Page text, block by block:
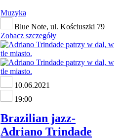
Muzyka
Blue Note, ul. Kościuszki 79
Zobacz szczegóły
10.06.2021
19:00
Brazilian jazz-
Adriano Trindade